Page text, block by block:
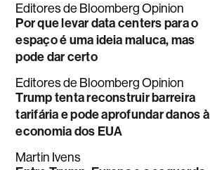
Editores de Bloomberg Opinion
Por que levar data centers para o
espaço é uma ideia maluca, mas
pode dar certo
Editores de Bloomberg Opinion
Trump tenta reconstruir barreira
tarifária e pode aprofundar danos à
economia dos EUA
Martin Ivens